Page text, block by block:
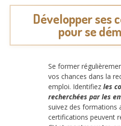
Développer ses
pour se
Se former
vos chances dans la
emploi. Identifiez les
recherchées par les
suivez des formations
certifications peuvent